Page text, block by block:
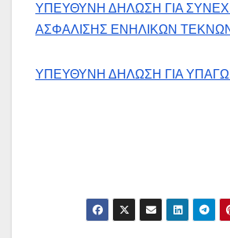
ΥΠΕΥΘΥΝΗ ΔΗΛΩΣΗ ΓΙΑ
ΑΣΦΑΛΙΣΗΣ ΕΝΗΛΙΚΩΝ
ΥΠΕΥΘΥΝΗ ΔΗΛΩΣΗ ΓΙΑ